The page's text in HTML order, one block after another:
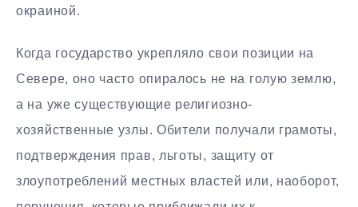
окраиной.
Когда государство укрепляло свои позиции на
Севере, оно часто опиралось не на голую землю,
а на уже существующие религиозно-
хозяйственные узлы. Обители получали грамоты,
подтверждения прав, льготы, защиту от
злоупотреблений местных властей или, наоборот,